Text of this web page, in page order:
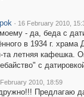
· 16 February 2010,
- да, беда с
в 1934 г. храма
та летняя кафешка.
с
2010, 18:59
Предлагаю